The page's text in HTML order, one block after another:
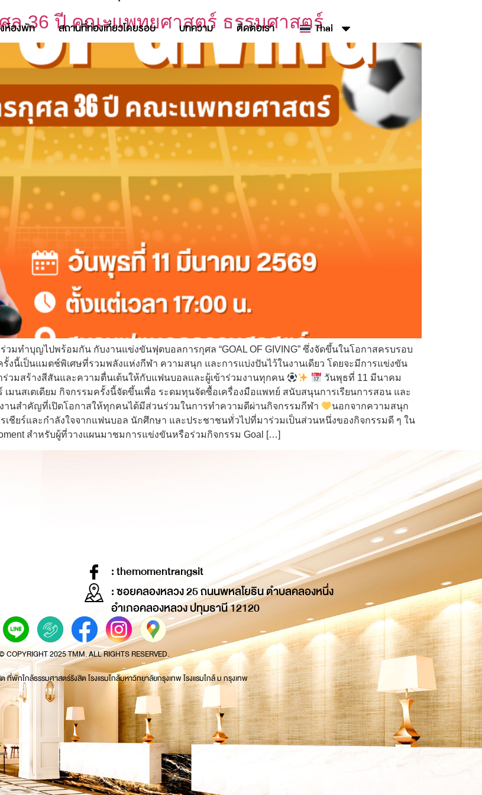
ห้องพัก สถานที่ท่องเที่ยวโดยรอบ บทความ ติดต่อเรา Thai
ล 36 ปี คณะแพทยศาสตร์ ธรรมศาสตร์
มทำบุญไปพร้อมกัน กับงานแข่งขันฟุตบอลการกุศล “GOAL OF GIVING” ซึ่งจัดขึ้นในโอกาสครบรอบ
นี้เป็นแมตช์พิเศษที่รวมพลังแห่งกีฬา ความสนุก และการแบ่งปันไว้ในงานเดียว โดยจะมีการแข่งขัน
วมสร้างสีสันและความตื่นเต้นให้กับแฟนบอลและผู้เข้าร่วมงานทุกคน
วันพุธที่ 11 มีนาคม
มนสเตเดียม กิจกรรมครั้งนี้จัดขึ้นเพื่อ ระดมทุนจัดซื้อเครื่องมือแพทย์ สนับสนุนการเรียนการสอน และ
นสำคัญที่เปิดโอกาสให้ทุกคนได้มีส่วนร่วมในการทำความดีผ่านกิจกรรมกีฬา
นอกจากความสนุก
เชียร์และกำลังใจจากแฟนบอล นักศึกษา และประชาชนทั่วไปที่มาร่วมเป็นส่วนหนึ่งของกิจกรรมดี ๆ ใน
สำหรับผู้ที่วางแผนมาชมการแข่งขันหรือร่วมกิจกรรม Goal […]
: themomentrangsit
: ซอยคลองหลวง 25 ถนนพหลโยธิน ตำบลคลองหนึ่ง
อำเภอคลองหลวง ปทุมธานี 12120
COPYRIGHT 2025 TMM. ALL RIGHTS RESERVED.
ที่พักใกล้ธรรมศาสตร์รังสิต โรงแรมใกล้มหาวิทยาลัยกรุงเทพ โรงแรมใกล้ ม กรุงเทพ